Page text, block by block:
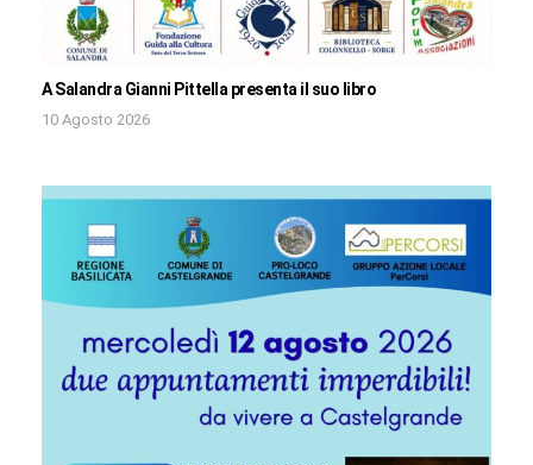
A Salandra Gianni Pittella presenta il suo libro
10 Agosto 2026